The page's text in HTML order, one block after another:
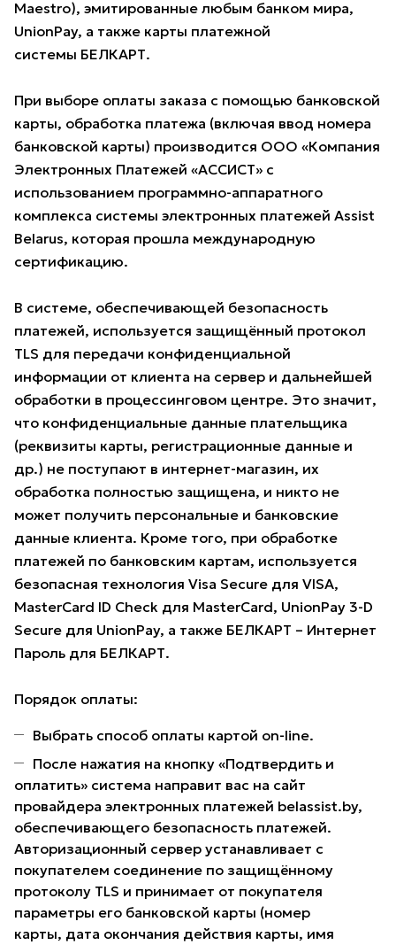
Maestro), эмитированные любым банком мира,
UnionPay, а также карты платежной
системы БЕЛКАРТ.
При выборе оплаты заказа с помощью банковской
карты, обработка платежа (включая ввод номера
банковской карты) производится ООО «Компания
Электронных Платежей «АССИСТ» с
использованием программно-аппаратного
комплекса системы электронных платежей Assist
Belarus, которая прошла международную
сертификацию.
В системе, обеспечивающей безопасность
платежей, используется защищённый протокол
TLS для передачи конфиденциальной
информации от клиента на сервер и дальнейшей
обработки в процессинговом центре. Это значит,
что конфиденциальные данные плательщика
(реквизиты карты, регистрационные данные и
др.) не поступают в интернет-магазин, их
обработка полностью защищена, и никто не
может получить персональные и банковские
данные клиента. Кроме того, при обработке
платежей по банковским картам, используется
безопасная технология Visa Secure для VISA,
MasterCard ID Check для MasterCard, UnionPay 3-D
Secure для UnionPay, а также БЕЛКАРТ – Интернет
Пароль для БЕЛКАРТ.
Порядок оплаты:
Выбрать способ оплаты картой on-line.
После нажатия на кнопку «Подтвердить и
оплатить» система направит вас на сайт
провайдера электронных платежей belassist.by,
обеспечивающего безопасность платежей.
Авторизационный сервер устанавливает с
покупателем соединение по защищённому
протоколу TLS и принимает от покупателя
параметры его банковской карты (номер
карты, дата окончания действия карты, имя